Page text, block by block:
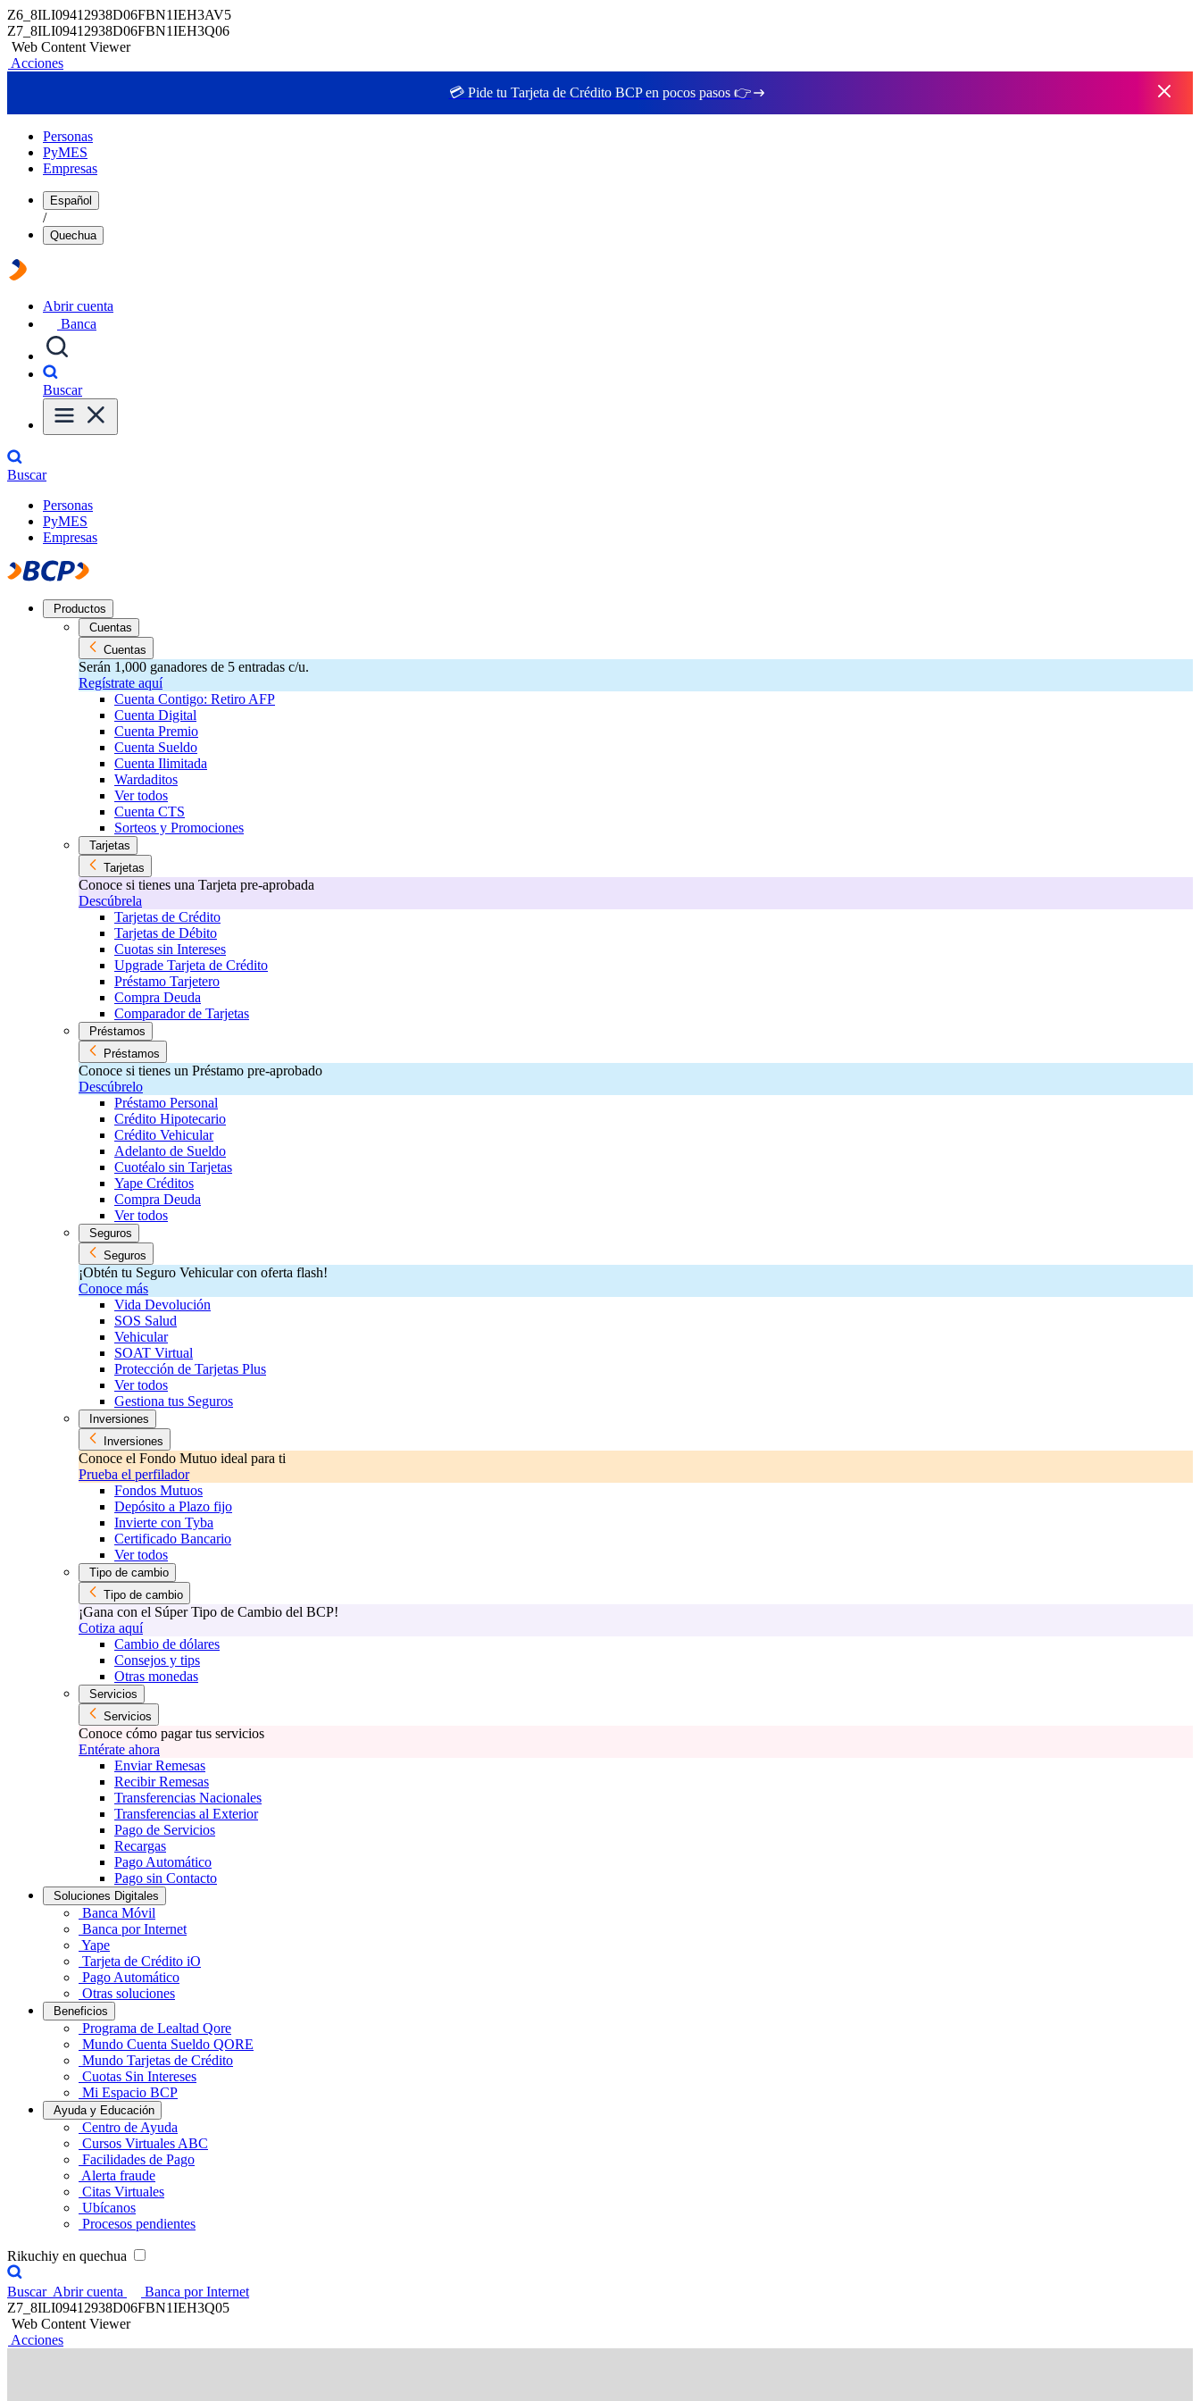
Z6_8ILI09412938D06FBN1IEH3AV5
Z7_8ILI09412938D06FBN1IEH3Q06
Web Content Viewer
Acciones
💳 Pide tu Tarjeta de Crédito BCP en pocos pasos 👉
Personas
PyMES
Empresas
Español
/
Quechua
Abrir cuenta
Banca
Buscar
Buscar
Personas
PyMES
Empresas
Productos
Cuentas
Cuentas
Serán 1,000 ganadores de 5 entradas c/u.
Regístrate aquí
Cuenta Contigo: Retiro AFP
Cuenta Digital
Cuenta Premio
Cuenta Sueldo
Cuenta Ilimitada
Wardaditos
Ver todos
Cuenta CTS
Sorteos y Promociones
Tarjetas
Tarjetas
Conoce si tienes una Tarjeta pre-aprobada
Descúbrela
Tarjetas de Crédito
Tarjetas de Débito
Cuotas sin Intereses
Upgrade Tarjeta de Crédito
Préstamo Tarjetero
Compra Deuda
Comparador de Tarjetas
Préstamos
Préstamos
Conoce si tienes un Préstamo pre-aprobado
Descúbrelo
Préstamo Personal
Crédito Hipotecario
Crédito Vehicular
Adelanto de Sueldo
Cuotéalo sin Tarjetas
Yape Créditos
Compra Deuda
Ver todos
Seguros
Seguros
¡Obtén tu Seguro Vehicular con oferta flash!
Conoce más
Vida Devolución
SOS Salud
Vehicular
SOAT Virtual
Protección de Tarjetas Plus
Ver todos
Gestiona tus Seguros
Inversiones
Inversiones
Conoce el Fondo Mutuo ideal para ti
Prueba el perfilador
Fondos Mutuos
Depósito a Plazo fijo
Invierte con Tyba
Certificado Bancario
Ver todos
Tipo de cambio
Tipo de cambio
¡Gana con el Súper Tipo de Cambio del BCP!
Cotiza aquí
Cambio de dólares
Consejos y tips
Otras monedas
Servicios
Servicios
Conoce cómo pagar tus servicios
Entérate ahora
Enviar Remesas
Recibir Remesas
Transferencias Nacionales
Transferencias al Exterior
Pago de Servicios
Recargas
Pago Automático
Pago sin Contacto
Soluciones Digitales
Banca Móvil
Banca por Internet
Yape
Tarjeta de Crédito iO
Pago Automático
Otras soluciones
Beneficios
Programa de Lealtad Qore
Mundo Cuenta Sueldo QORE
Mundo Tarjetas de Crédito
Cuotas Sin Intereses
Mi Espacio BCP
Ayuda y Educación
Centro de Ayuda
Cursos Virtuales ABC
Facilidades de Pago
Alerta fraude
Citas Virtuales
Ubícanos
Procesos pendientes
Rikuchiy en quechua
Buscar Abrir cuenta
Banca por Internet
Z7_8ILI09412938D06FBN1IEH3Q05
Web Content Viewer
Acciones